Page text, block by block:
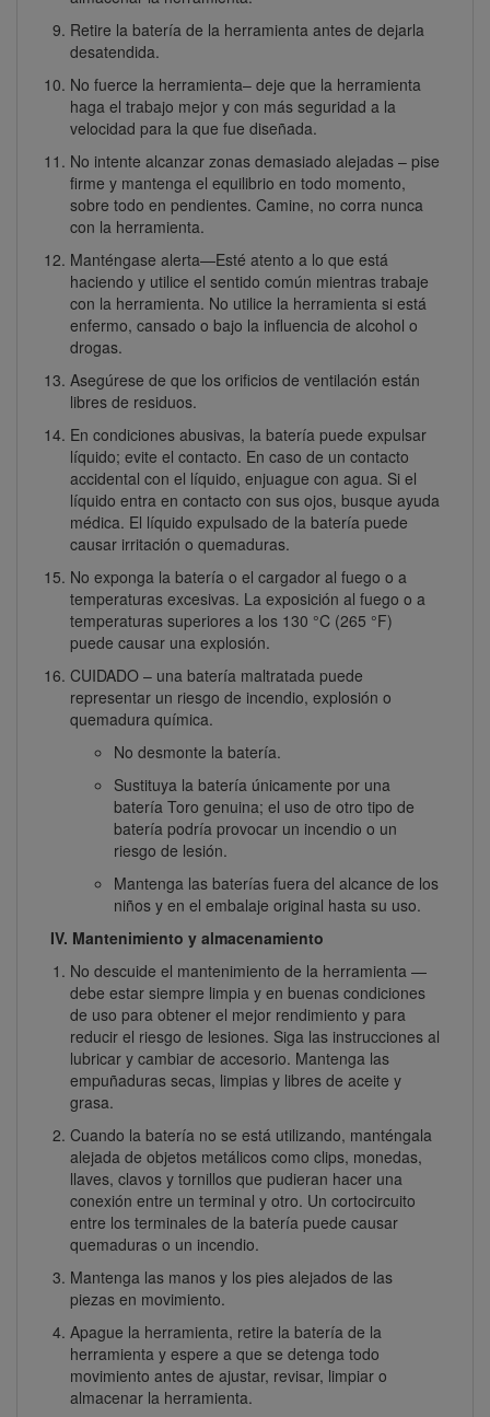
Retire la batería de la herramienta antes de dejarla
desatendida.
No fuerce la herramienta– deje que la herramienta
haga el trabajo mejor y con más seguridad a la
velocidad para la que fue diseñada.
No intente alcanzar zonas demasiado alejadas – pise
firme y mantenga el equilibrio en todo momento,
sobre todo en pendientes. Camine, no corra nunca
con la herramienta.
Manténgase alerta—Esté atento a lo que está
haciendo y utilice el sentido común mientras trabaje
con la herramienta. No utilice la herramienta si está
enfermo, cansado o bajo la influencia de alcohol o
drogas.
Asegúrese de que los orificios de ventilación están
libres de residuos.
En condiciones abusivas, la batería puede expulsar
líquido; evite el contacto. En caso de un contacto
accidental con el líquido, enjuague con agua. Si el
líquido entra en contacto con sus ojos, busque ayuda
médica. El líquido expulsado de la batería puede
causar irritación o quemaduras.
No exponga la batería o el cargador al fuego o a
temperaturas excesivas. La exposición al fuego o a
temperaturas superiores a los 130 °C (265 °F)
puede causar una explosión.
CUIDADO – una batería maltratada puede
representar un riesgo de incendio, explosión o
quemadura química.
No desmonte la batería.
Sustituya la batería únicamente por una
batería Toro genuina; el uso de otro tipo de
batería podría provocar un incendio o un
riesgo de lesión.
Mantenga las baterías fuera del alcance de los
niños y en el embalaje original hasta su uso.
IV. Mantenimiento y almacenamiento
No descuide el mantenimiento de la herramienta —
debe estar siempre limpia y en buenas condiciones
de uso para obtener el mejor rendimiento y para
reducir el riesgo de lesiones. Siga las instrucciones al
lubricar y cambiar de accesorio. Mantenga las
empuñaduras secas, limpias y libres de aceite y
grasa.
Cuando la batería no se está utilizando, manténgala
alejada de objetos metálicos como clips, monedas,
llaves, clavos y tornillos que pudieran hacer una
conexión entre un terminal y otro. Un cortocircuito
entre los terminales de la batería puede causar
quemaduras o un incendio.
Mantenga las manos y los pies alejados de las
piezas en movimiento.
Apague la herramienta, retire la batería de la
herramienta y espere a que se detenga todo
movimiento antes de ajustar, revisar, limpiar o
almacenar la herramienta.